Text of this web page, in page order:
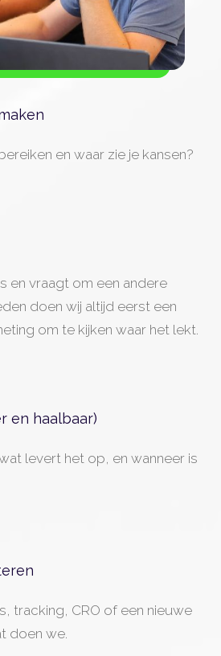
en waar zie je kansen?
en vraagt om een andere
doen wij altijd eerst een
om te kijken waar het lekt.
en haalbaar)
levert het op, en wanneer is
tracking, CRO of een nieuwe
doen we.